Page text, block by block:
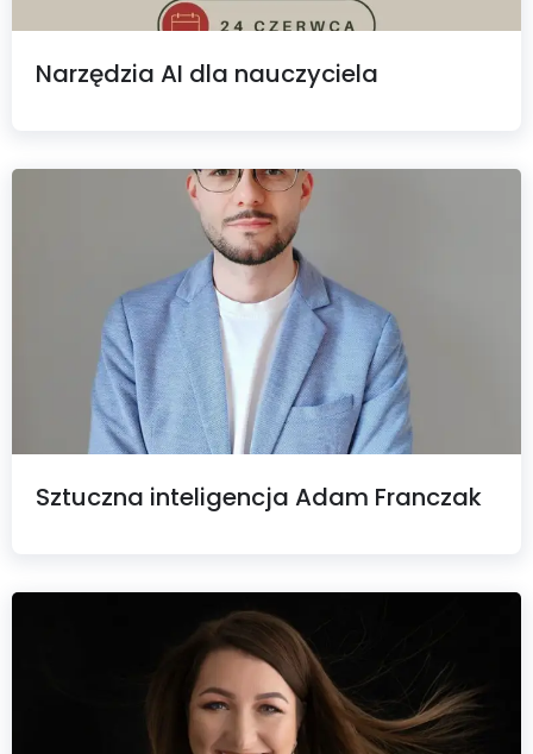
Narzędzia AI dla nauczyciela
Sztuczna inteligencja Adam Franczak